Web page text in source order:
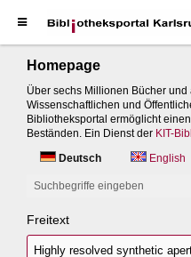
Homepage
Über sechs Millionen Bücher
Wissenschaftlichen und
Bibliotheksportal ermöglicht
Beständen. Ein Dienst der KIT-
Deutsch
English
Suchbegriffe eingeben
Freitext